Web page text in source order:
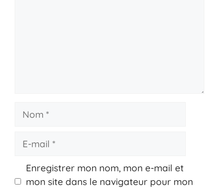
Nom
Enregistrer mon nom, mon e-mail et
mon site dans le navigateur pour mon